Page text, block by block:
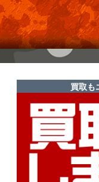
買取も